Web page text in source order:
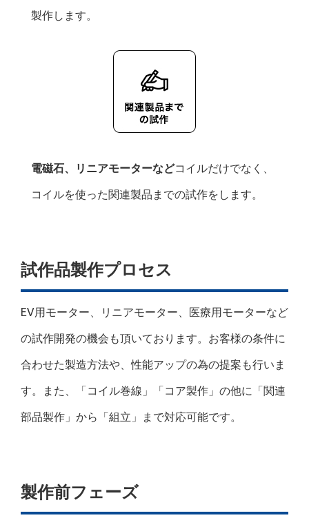
製作します。
電磁石、リニアモーターなどコイルだけでなく、
コイルを使った関連製品までの試作をします。
試作品製作プロセス
EV用モーター、リニアモーター、医療用モーターなど
の試作開発の機会も頂いております。お客様の条件に
合わせた製造方法や、性能アップの為の提案も行いま
す。また、「コイル巻線」「コア製作」の他に「関連
部品製作」から「組立」まで対応可能です。
製作前フェーズ